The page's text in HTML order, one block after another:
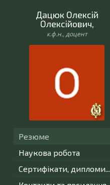
Дацюк Олексій
Олексійович,
к.ф.н., доцент
Резюме
Наукова робота
Сертифікати, дипломи...